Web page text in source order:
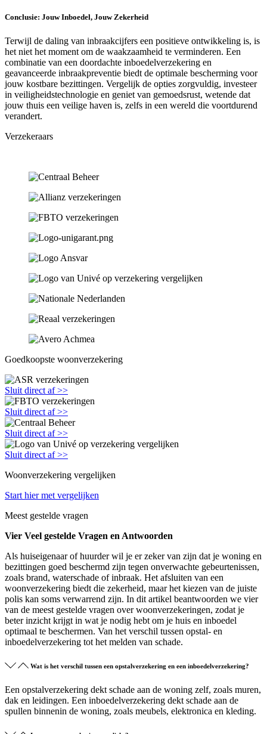
Conclusie: Jouw Inboedel, Jouw Zekerheid
Terwijl de daling van inbraakcijfers een positieve ontwikkeling is, is
het niet het moment om de waakzaamheid te verminderen. Een
combinatie van een doordachte inboedelverzekering en
geavanceerde inbraakpreventie biedt de optimale bescherming voor
jouw kostbare bezittingen. Vergelijk de opties zorgvuldig, investeer
in veiligheidstechnologie en geniet van gemoedsrust, wetende dat
jouw thuis een veilige haven is, zelfs in een wereld die voortdurend
verandert.
Verzekeraars
Goedkoopste woonverzekering
Sluit direct af >>
Sluit direct af >>
Sluit direct af >>
Sluit direct af >>
Woonverzekering vergelijken
Start hier met vergelijken
Meest gestelde vragen
Vier Veel gestelde Vragen en Antwoorden
Als huiseigenaar of huurder wil je er zeker van zijn dat je woning en
bezittingen goed beschermd zijn tegen onverwachte gebeurtenissen,
zoals brand, waterschade of inbraak. Het afsluiten van een
woonverzekering biedt die zekerheid, maar het kiezen van de juiste
polis kan soms verwarrend zijn. In dit artikel beantwoorden we vier
van de meest gestelde vragen over woonverzekeringen, zodat je
beter inzicht krijgt in wat je nodig hebt om je huis en inboedel
optimaal te beschermen. Van het verschil tussen opstal- en
inboedelverzekering tot het melden van schade.
Wat is het verschil tussen een opstalverzekering en een inboedelverzekering?
Een opstalverzekering dekt schade aan de woning zelf, zoals muren,
dak en leidingen. Een inboedelverzekering dekt schade aan de
spullen binnenin de woning, zoals meubels, elektronica en kleding.